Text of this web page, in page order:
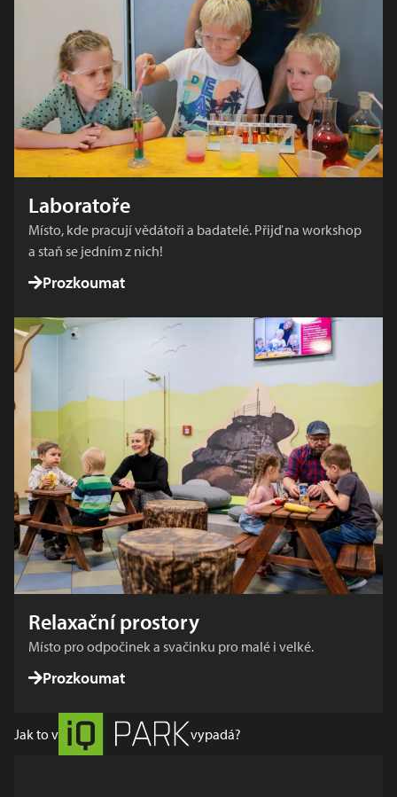
Laboratoře
Místo, kde pracují vědátoři a badatelé. Přijď na workshop
a staň se jedním z nich!
Prozkoumat
Relaxační prostory
Místo pro odpočinek a svačinku pro malé i velké.
Prozkoumat
Jak to v vypadá?